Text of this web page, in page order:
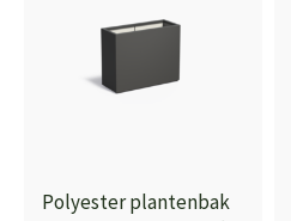
Polyester plantenbak